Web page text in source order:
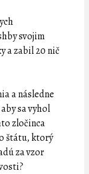
svojim
a zabil 20 nič
a následne
sa vyhol
zločinca
štátu, ktorý
za vzor